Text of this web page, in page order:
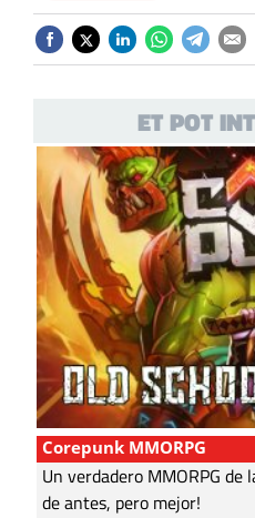
ET POT
Corepunk MMORPG
Un verdadero MMORPG de
de antes, pero mejor!